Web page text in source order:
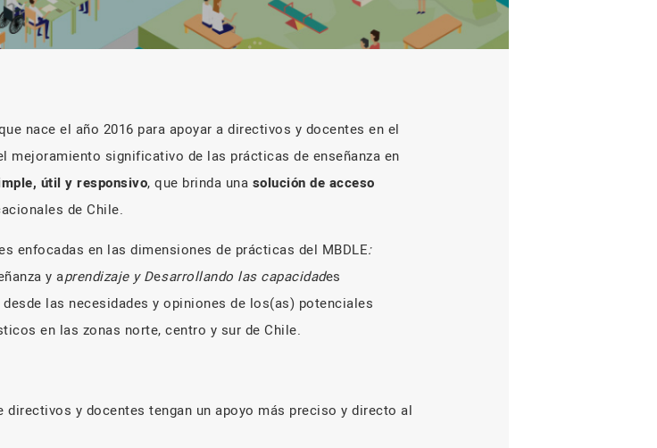
nace el año 2016 para apoyar a directivos y docentes en el
mejoramiento significativo de las prácticas de enseñanza en
útil y responsivo, que brinda una solución de acceso
de Chile.
enfocadas en las dimensiones de prácticas del MBDLE:
y aprendizaje y Desarrollando las capacidades
las necesidades y opiniones de los(as) potenciales
en las zonas norte, centro y sur de Chile.
directivos y docentes tengan un apoyo más preciso y directo al